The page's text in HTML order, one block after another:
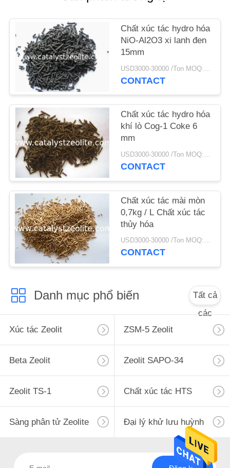
TIN
TỨC
CÁC
TRƯỜNG
HỢP
SƠ
TRANG
WEB
PRIVACY
POLICY
Chất xúc tác hydro hóa
NiO-Al2O3 xi lanh đen
15mm
USD3000-30000 /Ton MOQ:1 kg
CONTACT
Chất xúc tác hydro hóa
khí lò Cog-1 Coke 6
mm
USD3000-30000 /Ton MOQ:1 kg
CONTACT
Chất xúc tác mài mòn
0,7kg / L Chất xúc tác
thủy hóa
USD3000-30000 /Ton MOQ:1 kg
CONTACT
Danh mục phổ biến
Tất cả
các
Xúc tác Zeolit
ZSM-5 Zeolit
Beta Zeolit Zeolit ​​SAPO-34
Zeolit ​​TS-1 Chất xúc tác HTS
Sàng phân tử Zeolite Đại lý khử lưu huỳnh